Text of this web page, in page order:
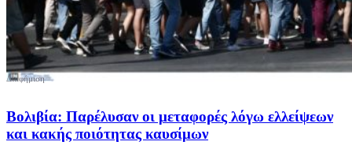
Βολιβία: Παρέλυσαν οι μεταφορές λόγω ελλείψεων
και κακής ποιότητας καυσίμων